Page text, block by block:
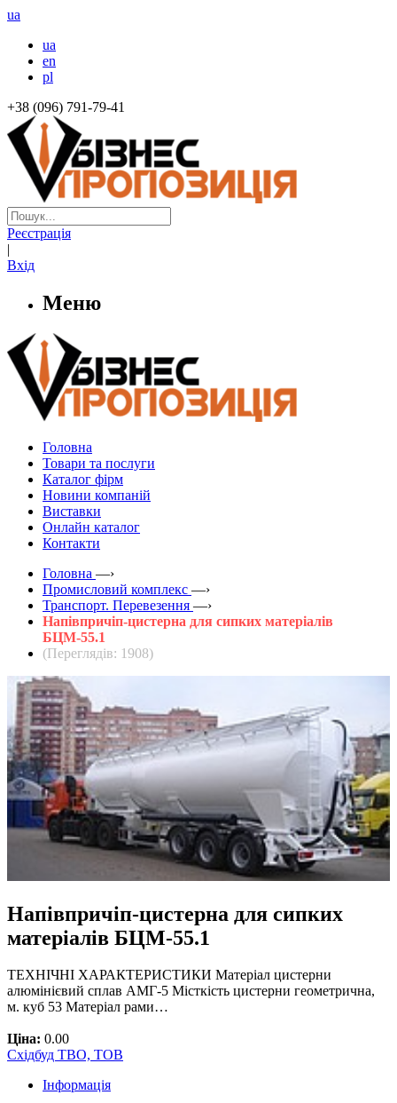
ua
ua
en
pl
+38 (096) 791-79-41
Реєстрація
|
Вхід
Меню
Головна
Товари та послуги
Каталог фірм
Новини компаній
Виставки
Онлайн каталог
Контакти
Головна —›
Промисловий комплекс —›
Транспорт. Перевезення —›
Напівпричіп-цистерна для сипких матеріалів
БЦМ-55.1
(Переглядів: 1908)
Напівпричіп-цистерна для сипких
матеріалів БЦМ-55.1
ТЕХНІЧНІ ХАРАКТЕРИСТИКИ Матеріал цистерни
алюмінієвий сплав АМГ-5 Місткість цистерни геометрична,
м. куб 53 Матеріал рами…
Ціна: 0.00
Східбуд ТВО, ТОВ
Інформація